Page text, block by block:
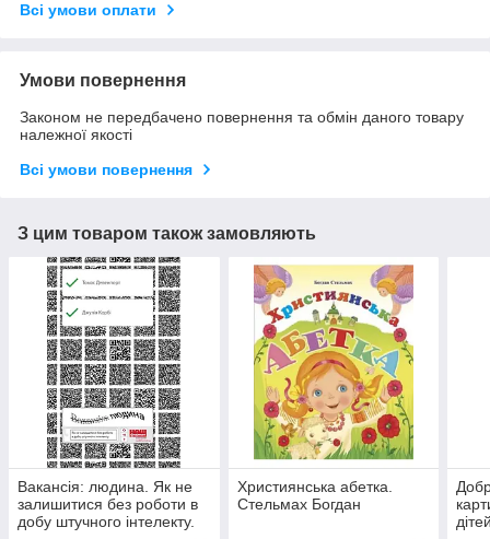
Всі умови оплати
Умови повернення
Законом не передбачено повернення та обмін даного товару
належної якості
Всі умови повернення
З цим товаром також замовляють
Вакансія: людина. Як не
залишитися без роботи в
добу штучного інтелекту.
Християнська абетка.
Стельмах Богдан